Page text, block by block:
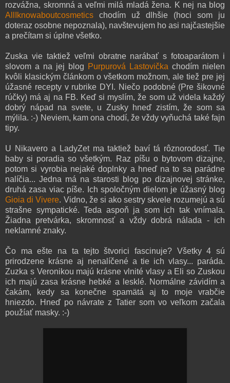
rozvážna, skromná a veľmi milá mladá žena. K nej na blog
AllIknowaboutcosmetics chodím už dlhšie (hoci som ju
doteraz osobne nepoznala), navštevujem ho asi najčastejšie
a prečítam si úplne všetko.
Zuska vie taktiež veľmi obratne narábať s fotoaparátom i
slovom a na jej blog Purpurová Lastovička chodím nielen
kvôli klasickým článkom o všetkom možnom, ale tiež pre jej
úžasné recepty v rubrike DYI. Niečo podobné (Pre šikovné
rúčky) má aj na FB. Keď si myslím, že som už videla každý
dobrý nápad na svete, u Zusky hneď zistím, že som sa
mýlila. :-) Neviem, kam ona chodí, že vždy vyňuchá také fajn
tipy.
U Nikavero a LadyZet ma taktiež baví tá rôznorodosť. Tie
baby si poradia so všetkým. Raz píšu o bytovom dizajne,
potom si vyrobia nejaké doplnky a hneď na to sa parádne
nalíčia... Jedna má na starosti blog po dizajnovej stránke,
druhá zasa viac píše. Ich spoločným dielom je úžasný blog
Gioia di Vivere. Vidno, že si ako sestry skvele rozumejú a sú
strašne sympatické. Teda aspoň ja som ich tak vnímala.
Žiadna pretvárka, skromnosť a vždy dobrá nálada - ich
neklamné znaky.
Čo ma ešte na ta tejto štvorici fascinuje? Všetky 4 sú
prirodzene krásne aj nenalíčené a tie ich vlasy... paráda.
Zuzka s Veronikou majú krásne vlnité vlasy a Eli so Zuskou
ich majú zasa krásne hebké a lesklé. Normálne závidím a
čakám, kedy sa konečne spamätá aj to moje vrabčie
hniezdo. Hneď po návrate z Tatier som vo veľkom začala
použíať masky. :-)